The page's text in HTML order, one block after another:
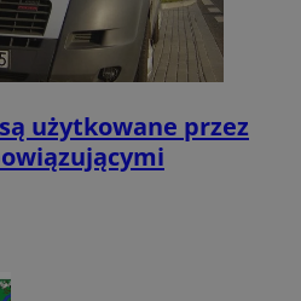
użytkowane przez